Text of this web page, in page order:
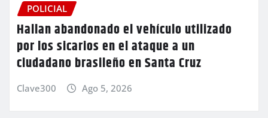
POLICIAL
Hallan abandonado el vehículo utilizado
por los sicarios en el ataque a un
ciudadano brasileño en Santa Cruz
Clave300 Ago 5, 2026